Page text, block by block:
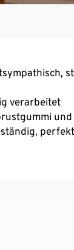
verarbeitet